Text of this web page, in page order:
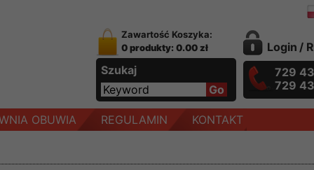
Zawartość Koszyka:
0 produkty: 0.00 zł
Szukaj
Login /
729
729
OBUWIA REGULAMIN KONTAKT